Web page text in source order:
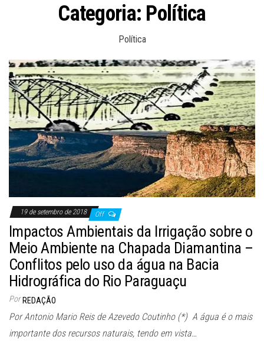
Categoria: Política
Política
19 de setembro de 2018 Off
Impactos Ambientais da Irrigação sobre o
Meio Ambiente na Chapada Diamantina –
Conflitos pelo uso da água na Bacia
Hidrográfica do Rio Paraguaçu
Por REDAÇÃO
Por Antonio Mario Reis de Azevedo Coutinho (*) A água é o mais
importante dos recursos naturais, tendo em vista…